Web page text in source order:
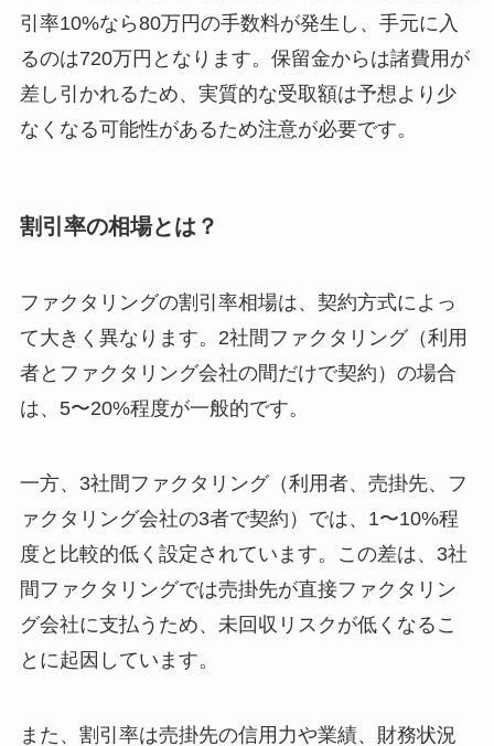
引率10%なら80万円の手数料が発生し、手元に入
るのは720万円となります。保留金からは諸費用が
差し引かれるため、実質的な受取額は予想より少
なくなる可能性があるため注意が必要です。
割引率の相場とは？
ファクタリングの割引率相場は、契約方式によっ
て大きく異なります。2社間ファクタリング（利用
者とファクタリング会社の間だけで契約）の場合
は、5〜20%程度が一般的です。
一方、3社間ファクタリング（利用者、売掛先、フ
ァクタリング会社の3者で契約）では、1〜10%程
度と比較的低く設定されています。この差は、3社
間ファクタリングでは売掛先が直接ファクタリン
グ会社に支払うため、未回収リスクが低くなるこ
とに起因しています。
また、割引率は売掛先の信用力や業績、財務状況